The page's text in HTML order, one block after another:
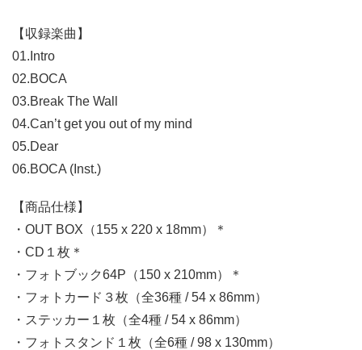
【収録楽曲】
01.Intro
02.BOCA
03.Break The Wall
04.Can’t get you out of my mind
05.Dear
06.BOCA (Inst.)
【商品仕様】
・OUT BOX（155 x 220 x 18mm）＊
・CD１枚＊
・フォトブック64P（150 x 210mm）＊
・フォトカード３枚（全36種 / 54 x 86mm）
・ステッカー１枚（全4種 / 54 x 86mm）
・フォトスタンド１枚（全6種 / 98 x 130mm）